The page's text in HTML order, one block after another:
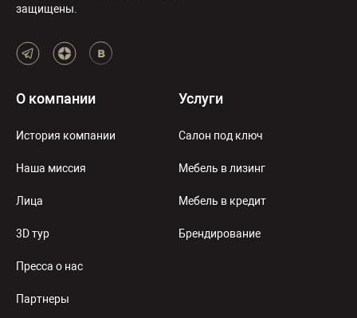
защищены.
О компании
История компании
Наша миссия
Лица
3D тур
Пресса о нас
Партнеры
Услуги
Салон под ключ
Мебель в лизинг
Мебель в кредит
Брендирование